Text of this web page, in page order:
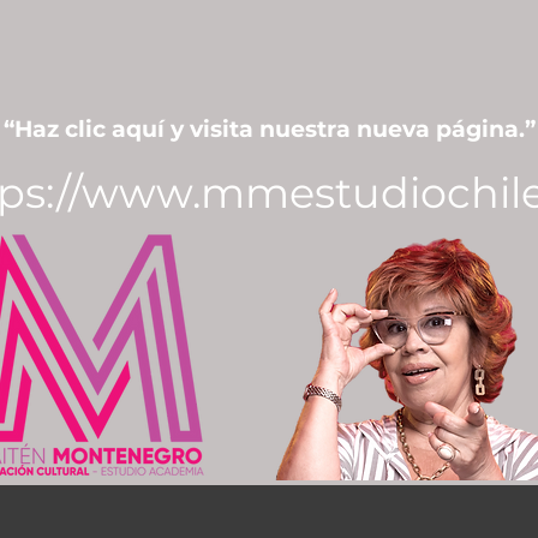
“Haz clic aquí y visita nuestra nueva página.”